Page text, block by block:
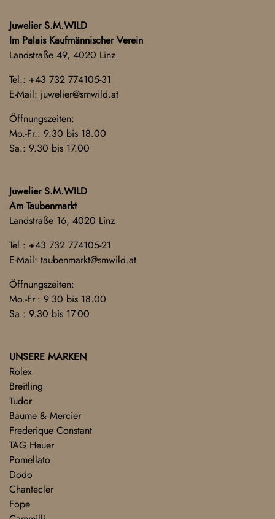
Juwelier S.M.WILD
Im Palais Kaufmännischer Verein
Landstraße 49, 4020 Linz
Tel.: +43 732 774105-31
E-Mail: juwelier@smwild.at
Öffnungszeiten:
Mo.-Fr.: 9.30 bis 18.00
Sa.: 9.30 bis 17.00
Juwelier S.M.WILD
Am Taubenmarkt
Landstraße 16, 4020 Linz
Tel.: +43 732 774105-21
E-Mail: taubenmarkt@smwild.at
Öffnungszeiten:
Mo.-Fr.: 9.30 bis 18.00
Sa.: 9.30 bis 17.00
UNSERE MARKEN
Rolex
Breitling
Tudor
Baume & Mercier
Frederique Constant
TAG Heuer
Pomellato
Dodo
Chantecler
Fope